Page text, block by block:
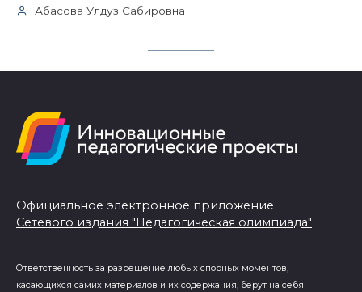
Абасова Улдуз Сабировна
Официальное электронное приложение
Сетевого издания "Педагогическая олимпиада"
Ответственность за разрешение любых спорных моментов,
касающихся самих материалов и их содержания, берут на себя